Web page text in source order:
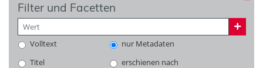
Filter und Facetten
Volltext
nur Metadaten
Titel
erschienen nach